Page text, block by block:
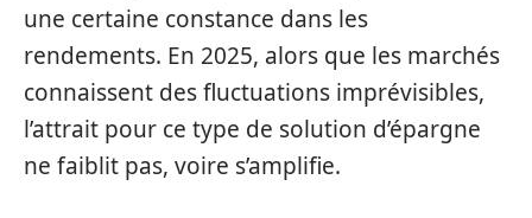
une certaine constance dans les
rendements. En 2025, alors que les marchés
connaissent des fluctuations imprévisibles,
l’attrait pour ce type de solution d’épargne
ne faiblit pas, voire s’amplifie.